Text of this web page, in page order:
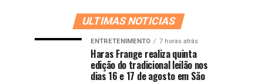
ULTIMAS NOTICIAS
ENTRETENIMENTO 7 horas atrás
Haras Frange realiza quinta
edição do tradicional leilão nos
dias 16 e 17 de agosto em São